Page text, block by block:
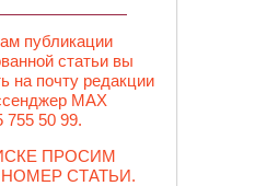
публикации
статьи вы
на почту редакции
MAX
755 50 99.
ПРОСИМ
СТАТЬИ.